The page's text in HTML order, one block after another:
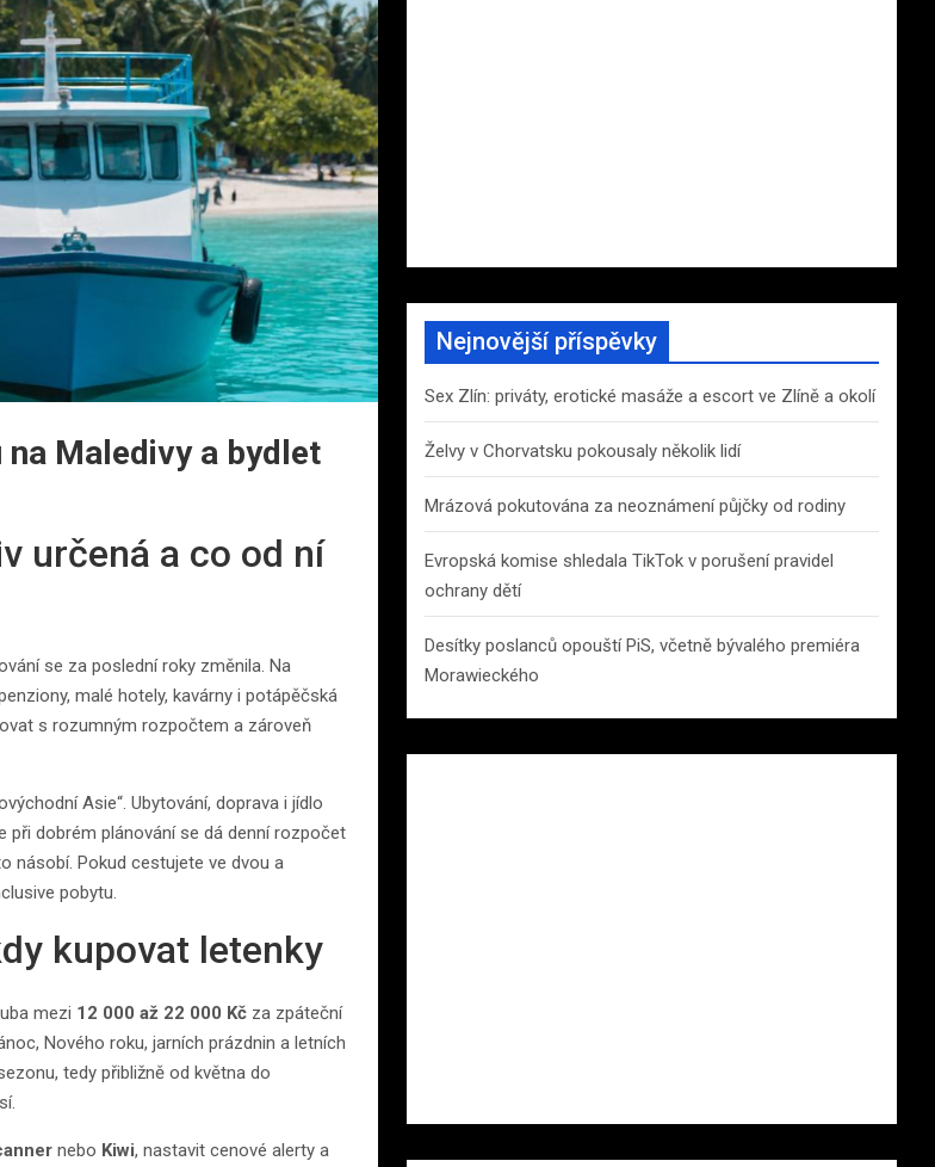
Maledivy a bydlet
určená a co od ní
se za poslední roky změnila. Na
malé hotely, kavárny i potápěčská
s rozumným rozpočtem a zároveň
Asie“. Ubytování, doprava i jídlo
při dobrém plánování se dá denní rozpočet
násobí. Pokud cestujete ve dvou a
pobytu.
kupovat letenky
mezi 12 000 až 22 000 Kč za zpáteční
Nového roku, jarních prázdnin a letních
tedy přibližně od května do
nebo Kiwi, nastavit cenové alerty a
Nejnovější příspěvky
Sex Zlín: priváty, erotické masáže a escort ve Zlíně a okolí
Želvy v Chorvatsku pokousaly několik lidí
Mrázová pokutována za neoznámení půjčky od rodiny
Evropská komise shledala TikTok v porušení pravidel
ochrany dětí
Desítky poslanců opouští PiS, včetně bývalého premiéra
Morawieckého